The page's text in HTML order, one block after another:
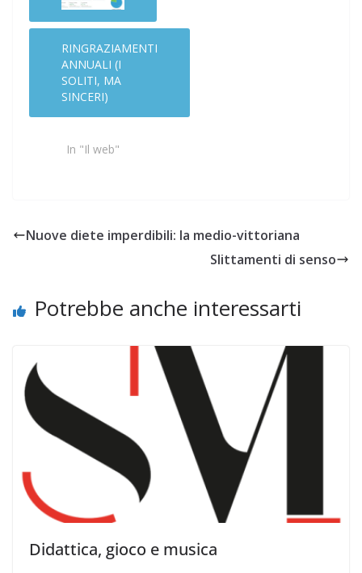
RINGRAZIAMENTI
ANNUALI (I
SOLITI, MA
SINCERI)
In "Il web"
Nuove diete imperdibili: la medio-vittoriana
Slittamenti di senso
Potrebbe anche interessarti
Didattica, gioco e musica